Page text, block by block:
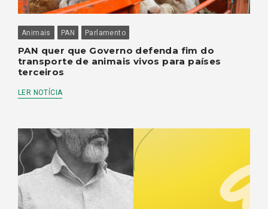
Animais PAN Parlamento
PAN quer que Governo defenda fim do
transporte de animais vivos para países
terceiros
LER NOTÍCIA